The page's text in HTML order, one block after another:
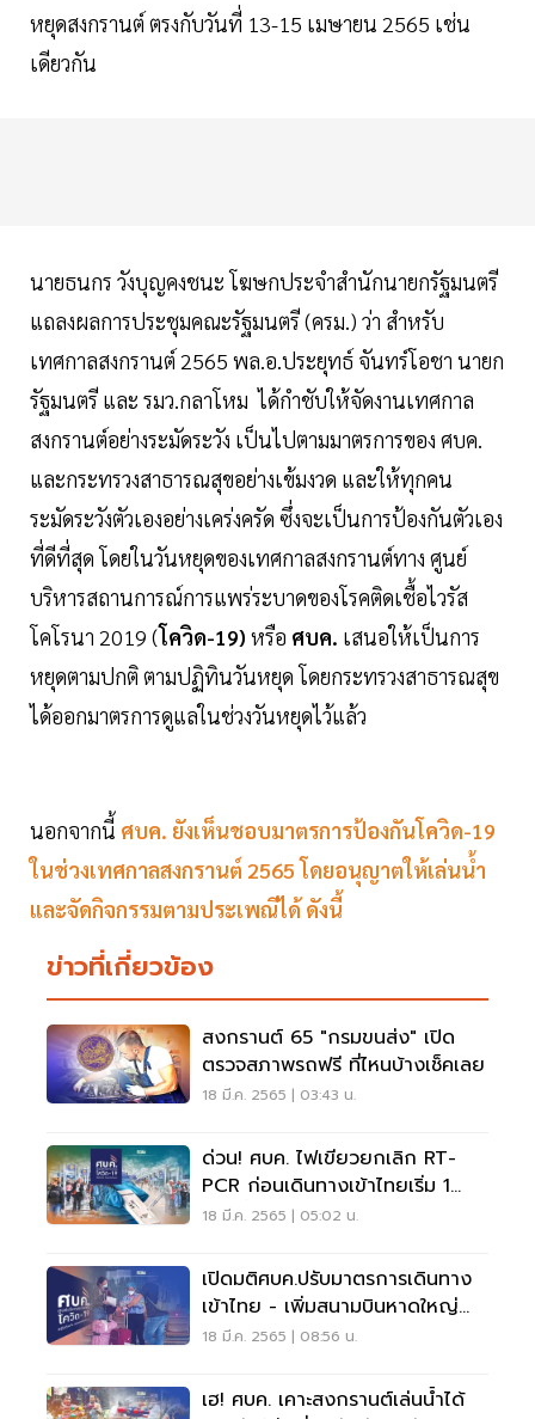
หยุดสงกรานต์ ตรงกับวันที่ 13-15 เมษายน 2565 เช่น
เดียวกัน
นายธนกร วังบุญคงชนะ โฆษกประจำสำนักนายกรัฐมนตรี
แถลงผลการประชุมคณะรัฐมนตรี (ครม.) ว่า สำหรับ
เทศกาลสงกรานต์ 2565 พล.อ.ประยุทธ์ จันทร์โอชา นายก
รัฐมนตรี และ รมว.กลาโหม ได้กำชับให้จัดงานเทศกาล
สงกรานต์อย่างระมัดระวัง เป็นไปตามมาตรการของ ศบค.
และกระทรวงสาธารณสุขอย่างเข้มงวด และให้ทุกคน
ระมัดระวังตัวเองอย่างเคร่งครัด ซึ่งจะเป็นการป้องกันตัวเอง
ที่ดีที่สุด โดยในวันหยุดของเทศกาลสงกรานต์ทาง ศูนย์
บริหารสถานการณ์การแพร่ระบาดของโรคติดเชื้อไวรัส
โคโรนา 2019 (โควิด-19) หรือ ศบค. เสนอให้เป็นการ
หยุดตามปกติ ตามปฏิทินวันหยุด โดยกระทรวงสาธารณสุข
ได้ออกมาตรการดูแลในช่วงวันหยุดไว้แล้ว
นอกจากนี้ ศบค. ยังเห็นชอบมาตรการป้องกันโควิด-19
ในช่วงเทศกาลสงกรานต์ 2565 โดยอนุญาตให้เล่นน้ำ
และจัดกิจกรรมตามประเพณีได้ ดังนี้
ข่าวที่เกี่ยวข้อง
สงกรานต์ 65 "กรมขนส่ง" เปิด
ตรวจสภาพรถฟรี ที่ไหนบ้างเช็คเลย
18 มี.ค. 2565 | 03:43 น.
ด่วน! ศบค. ไฟเขียวยกเลิก RT-
PCR ก่อนเดินทางเข้าไทยเริ่ม 1
เม.ย.นี้
18 มี.ค. 2565 | 05:02 น.
เปิดมติศบค.ปรับมาตรการเดินทาง
เข้าไทย - เพิ่มสนามบินหาดใหญ่
รับTest&Go
18 มี.ค. 2565 | 08:56 น.
เฮ! ศบค. เคาะสงกรานต์เล่นน้ำได้